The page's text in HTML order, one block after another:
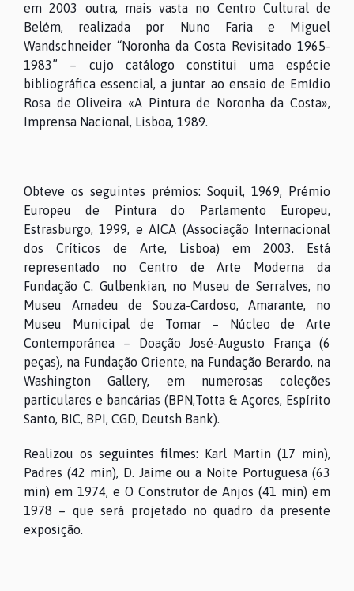
em 2003 outra, mais vasta no Centro Cultural de
Belém, realizada por Nuno Faria e Miguel
Wandschneider “Noronha da Costa Revisitado 1965-
1983” – cujo catálogo constitui uma espécie
bibliográfica essencial, a juntar ao ensaio de Emídio
Rosa de Oliveira «A Pintura de Noronha da Costa»,
Imprensa Nacional, Lisboa, 1989.
Obteve os seguintes prémios: Soquil, 1969, Prémio
Europeu de Pintura do Parlamento Europeu,
Estrasburgo, 1999, e AICA (Associação Internacional
dos Críticos de Arte, Lisboa) em 2003. Está
representado no Centro de Arte Moderna da
Fundação C. Gulbenkian, no Museu de Serralves, no
Museu Amadeu de Souza-Cardoso, Amarante, no
Museu Municipal de Tomar – Núcleo de Arte
Contemporânea – Doação José-Augusto França (6
peças), na Fundação Oriente, na Fundação Berardo, na
Washington Gallery, em numerosas coleções
particulares e bancárias (BPN,Totta & Açores, Espírito
Santo, BIC, BPI, CGD, Deutsh Bank).
Realizou os seguintes filmes: Karl Martin (17 min),
Padres (42 min), D. Jaime ou a Noite Portuguesa (63
min) em 1974, e O Construtor de Anjos (41 min) em
1978 – que será projetado no quadro da presente
exposição.